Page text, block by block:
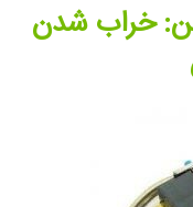
خراب شدن